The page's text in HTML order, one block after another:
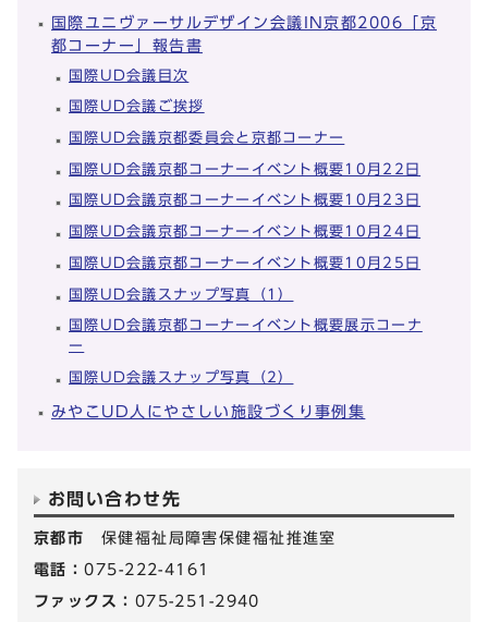
国際ユニヴァーサルデザイン会議IN京都2006「京
都コーナー」報告書
国際UD会議目次
国際UD会議ご挨拶
国際UD会議京都委員会と京都コーナー
国際UD会議京都コーナーイベント概要10月22日
国際UD会議京都コーナーイベント概要10月23日
国際UD会議京都コーナーイベント概要10月24日
国際UD会議京都コーナーイベント概要10月25日
国際UD会議スナップ写真（1）
国際UD会議京都コーナーイベント概要展示コーナ
ー
国際UD会議スナップ写真（2）
みやこUD人にやさしい施設づくり事例集
お問い合わせ先
京都市 保健福祉局障害保健福祉推進室
電話：075-222-4161
ファックス： 075-251-2940